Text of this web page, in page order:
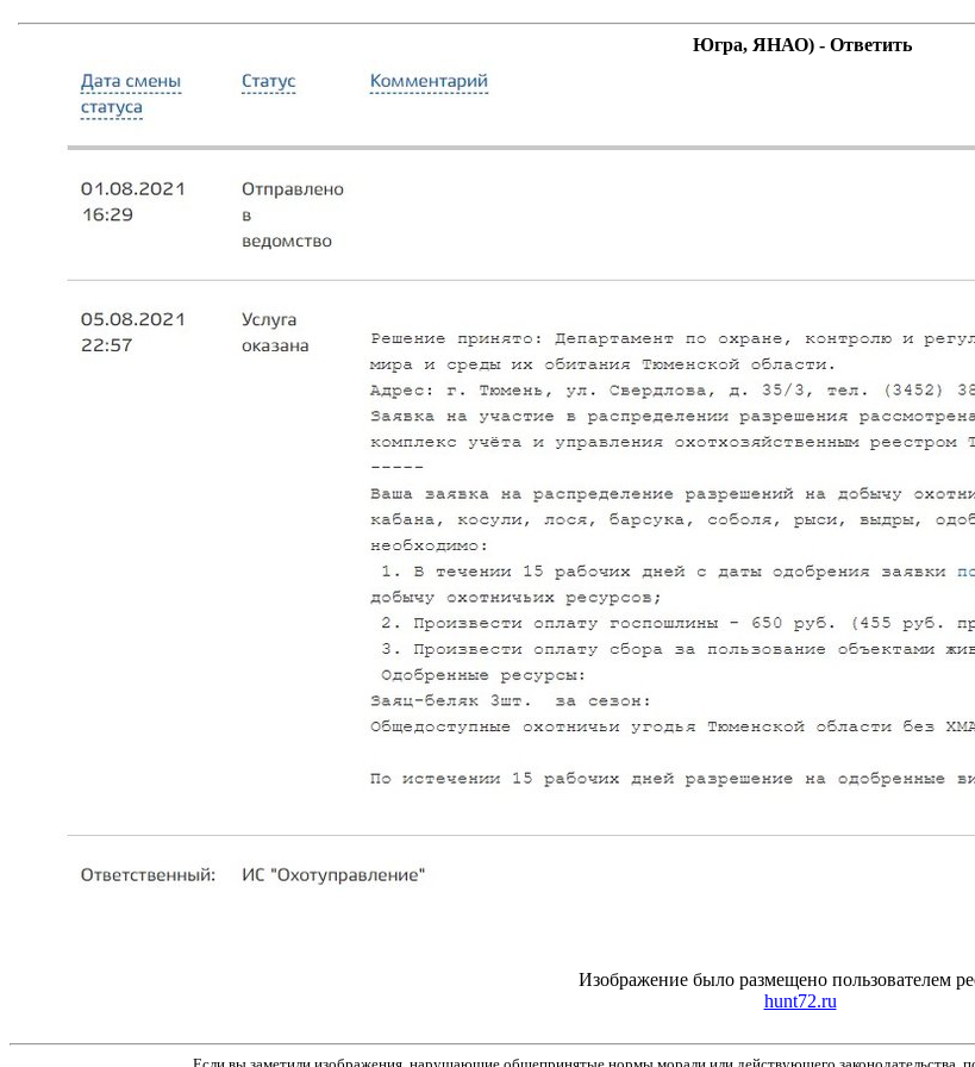
Югра, ЯНАО) - Ответить
Изображение было размещено пользователем
hunt72.ru